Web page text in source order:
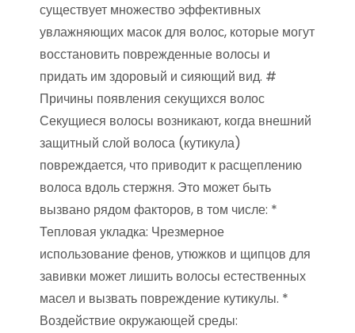
существует множество эффективных
увлажняющих масок для волос, которые могут
восстановить поврежденные волосы и
придать им здоровый и сияющий вид. #
Причины появления секущихся волос
Секущиеся волосы возникают, когда внешний
защитный слой волоса (кутикула)
повреждается, что приводит к расщеплению
волоса вдоль стержня. Это может быть
вызвано рядом факторов, в том числе: *
Тепловая укладка: Чрезмерное
использование фенов, утюжков и щипцов для
завивки может лишить волосы естественных
масел и вызвать повреждение кутикулы. *
Воздействие окружающей среды: